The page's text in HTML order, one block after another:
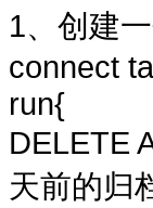
1、创建
connect
run{
DELETE
天前的归